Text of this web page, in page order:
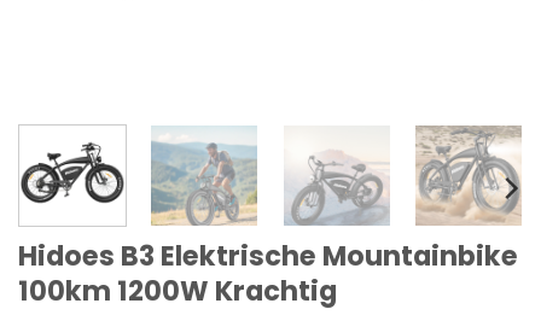
Hidoes B3 Elektrische Mountainbike
100km 1200W Krachtig